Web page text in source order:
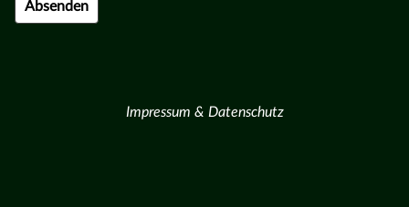
Impressum & Datenschutz